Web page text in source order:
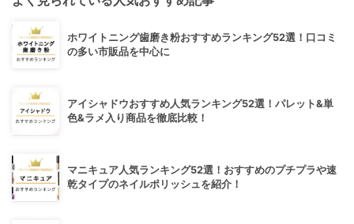
ホワイトニング歯磨き粉おすすめランキング52選！口コミ
の多い市販品を中心に
アイシャドウおすすめ人気ランキング52選！パレット&単
色&ラメ入り商品を徹底比較！
マニキュア人気ランキング52選！おすすめのプチプラや速
乾タイプのネイルポリッシュを紹介！